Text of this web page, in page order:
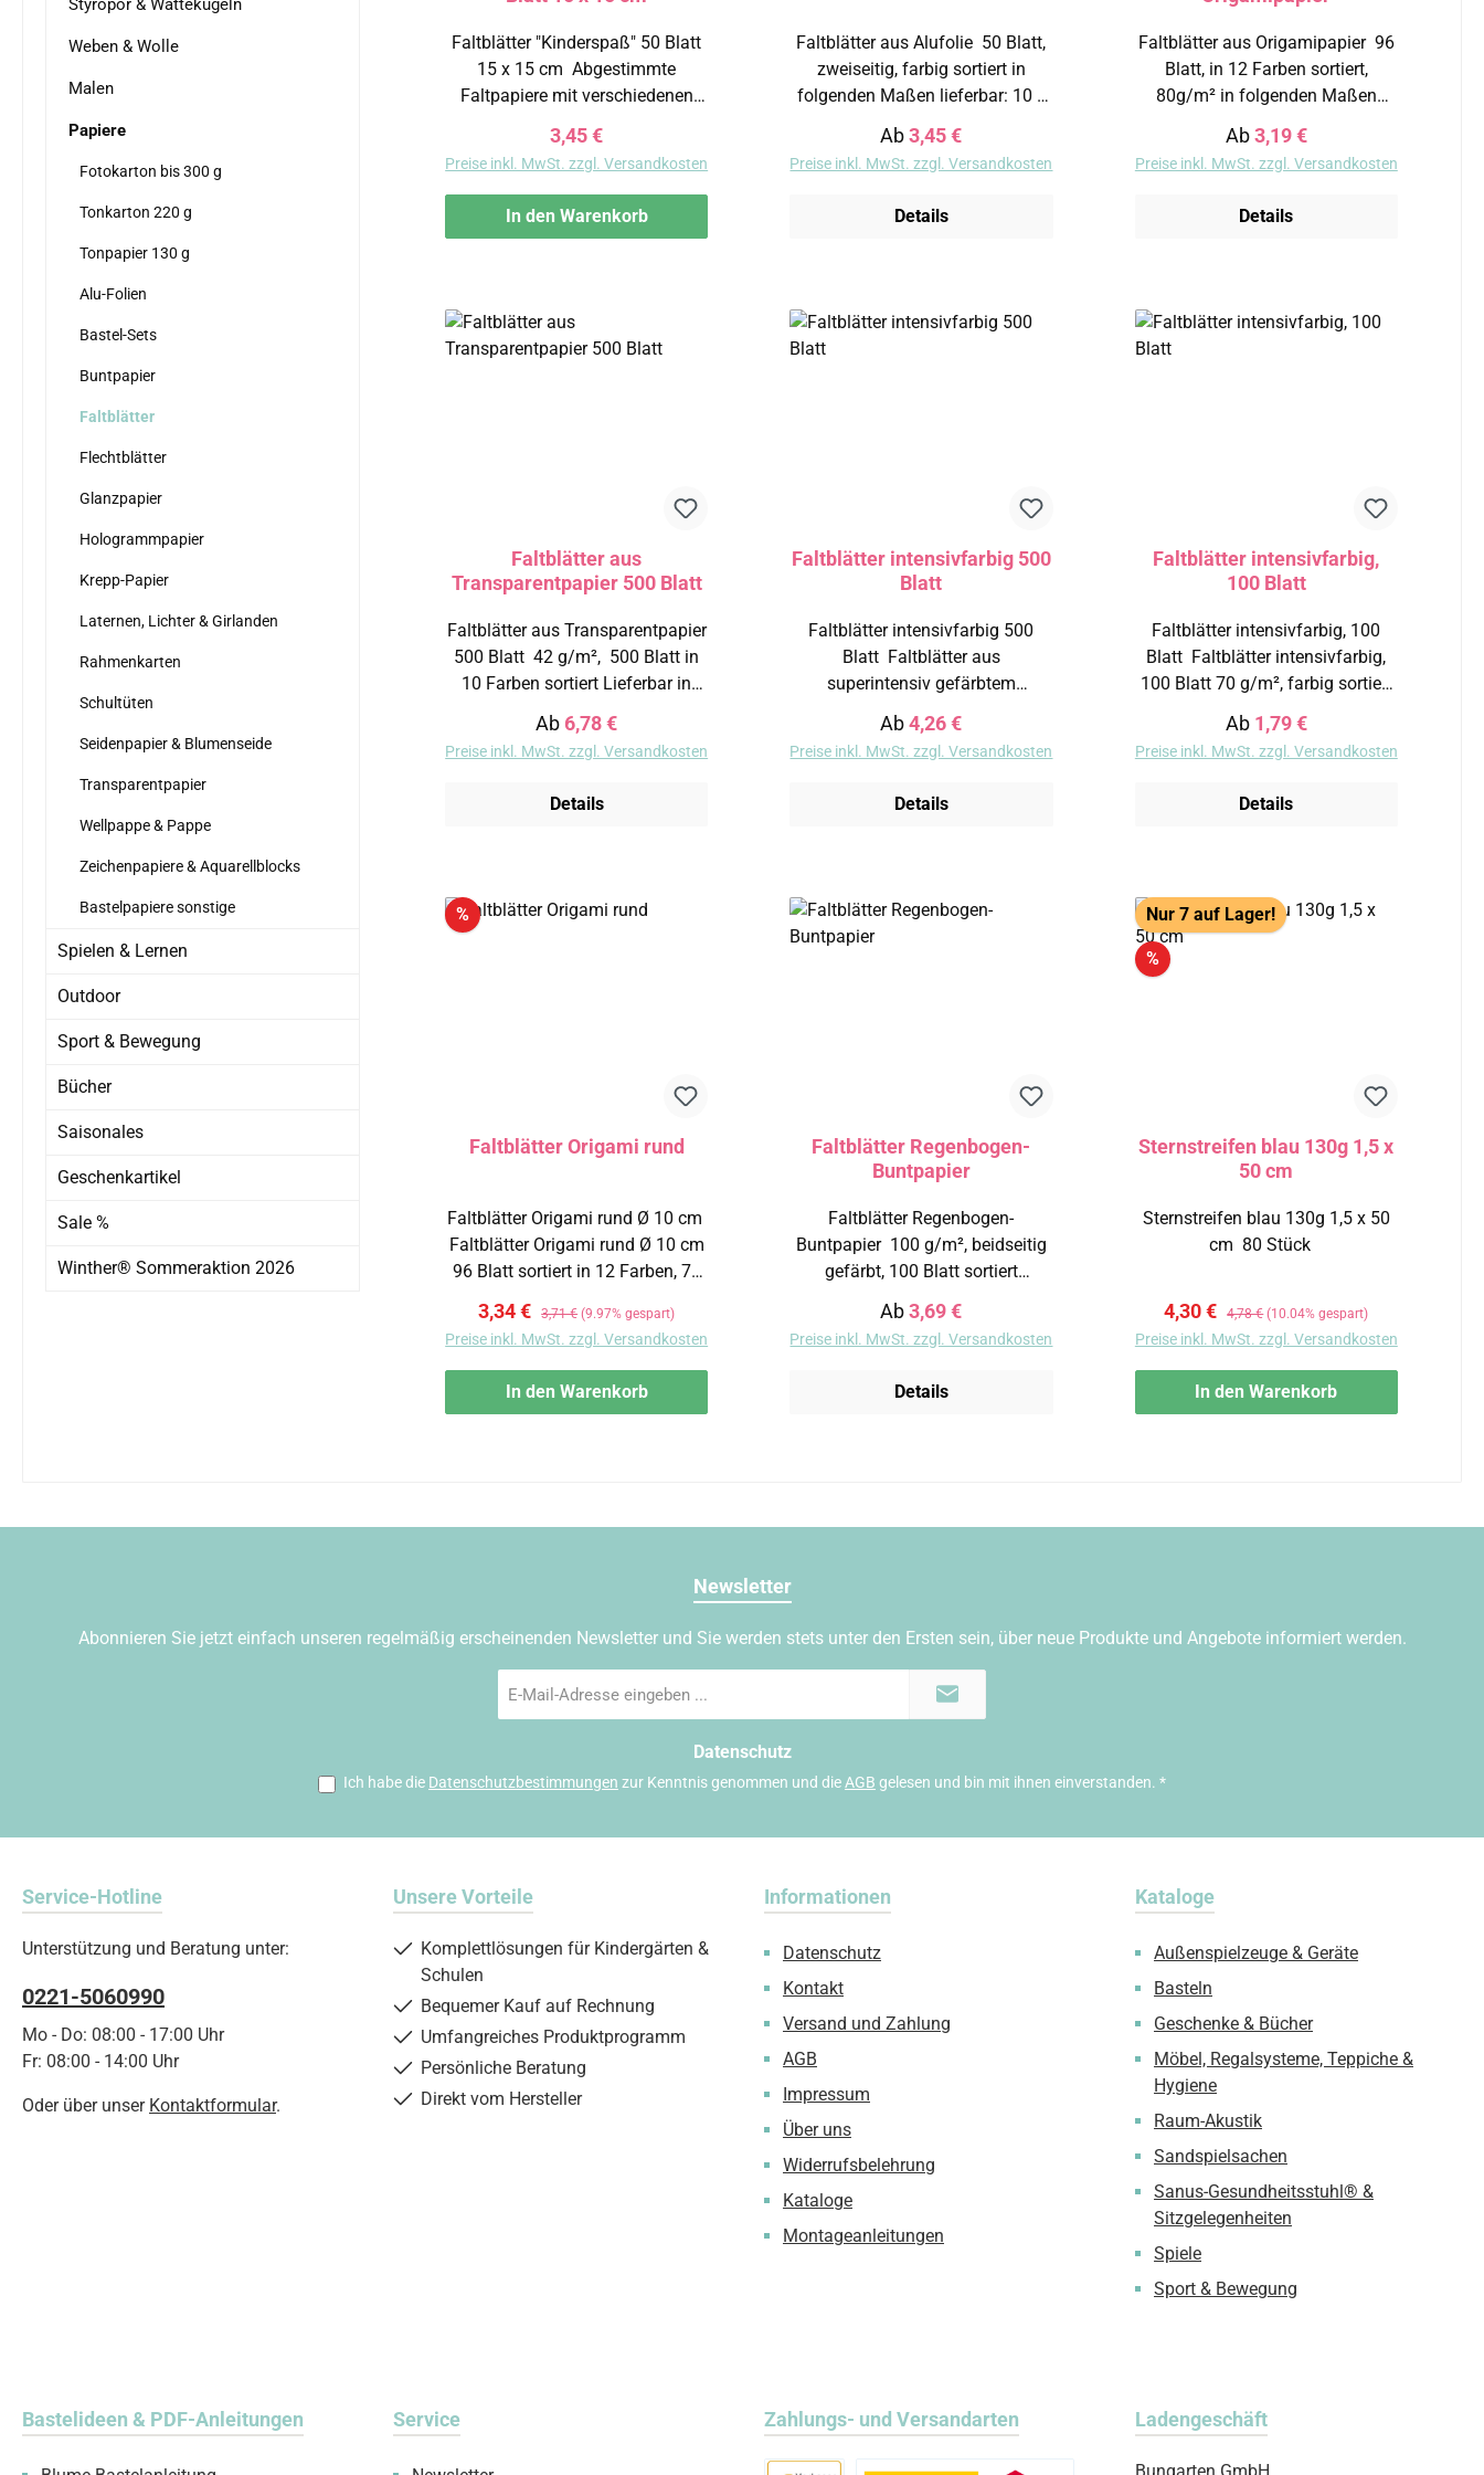
Styropor & Wattekugeln
Weben & Wolle
Malen
Papiere
Fotokarton bis 300 g
Tonkarton 220 g
Tonpapier 130 g
Alu-Folien
Bastel-Sets
Buntpapier
Faltblätter
Flechtblätter
Glanzpapier
Hologrammpapier
Krepp-Papier
Laternen, Lichter & Girlanden
Rahmenkarten
Schultüten
Seidenpapier & Blumenseide
Transparentpapier
Wellpappe & Pappe
Zeichenpapiere & Aquarellblocks
Bastelpapiere sonstige
Spielen & Lernen
Outdoor
Sport & Bewegung
Bücher
Saisonales
Geschenkartikel
Sale %
Winther® Sommeraktion 2026
Faltblätter "Kinderspaß" 50 Blatt
15 x 15 cm Abgestimmte
Faltpapiere mit verschiedenen
Regulärer Preis:
3,45 €
Preise inkl. MwSt. zzgl. Versandkosten
In den Warenkorb
Faltblätter aus Alufolie 50 Blatt,
zweiseitig, farbig sortiert in
folgenden Maßen lieferbar: 10 x
Regulärer Preis:
Ab3,45 €
Preise inkl. MwSt. zzgl. Versandkosten
Details
Faltblätter aus Origamipapier 96
Blatt, in 12 Farben sortiert,
80g/m² in folgenden Maßen
19 x 19 cm
Regulärer Preis:
Ab3,19 €
Preise inkl. MwSt. zzgl. Versandkosten
Details
Faltblätter aus
Transparentpapier 500 Blatt
Faltblätter aus Transparentpapier
500 Blatt 42 g/m², 500 Blatt in
10 Farben sortiert Lieferbar in
folgenden Größen: 10 x 10 cm 15
Regulärer Preis:
Ab 6,78 €
Preise inkl. MwSt. zzgl. Versandkosten
Details
Faltblätter intensivfarbig 500
Blatt
Faltblätter intensivfarbig 500
Blatt Faltblätter aus
superintensiv gefärbtem
Plakatpapier 70 g/m², 500 Blatt
in 10 Farben sortiert in folgenden
Maßen lieferbar: 15 x 15 cm 20 x
Regulärer Preis:
Ab4,26 €
Preise inkl. MwSt. zzgl. Versandkosten
Details
Faltblätter intensivfarbig,
100 Blatt
Faltblätter intensivfarbig, 100
Blatt Faltblätter intensivfarbig,
100 Blatt 70 g/m², farbig sortiert
Regulärer Preis:
Ab 1,79 €
Preise inkl. MwSt. zzgl. Versandkosten
Details
%Rabatt
Faltblätter Origami rund
Faltblätter Origami rund Ø 10 cm
Faltblätter Origami rund Ø 10 cm
96 Blatt sortiert in 12 Farben, 75
oder Ø 15 cm
Verkaufspreis:
3,34 € Regulärer Preis:
3,71 € (9.97% gespart)
Preise inkl. MwSt. zzgl. Versandkosten
In den Warenkorb
Faltblätter Regenbogen-
Buntpapier
Faltblätter Regenbogen-
Buntpapier 100 g/m², beidseitig
gefärbt, 100 Blatt sortiert
Lieferbar in folgenden Größen: 10
15 cm
Regulärer Preis:
Ab3,69 €
Preise inkl. MwSt. zzgl. Versandkosten
Details
Nur 7 auf Lager!
%Rabatt
Sternstreifen blau 130g 1,5 x
50 cm
Sternstreifen blau 130g 1,5 x 50
Verkaufspreis:
4,30 € Regulärer Preis:
4,78 € (10.04% gespart)
Preise inkl. MwSt. zzgl. Versandkosten
In den Warenkorb
Newsletter
Abonnieren Sie jetzt einfach unseren regelmäßig erscheinenden Newsletter und Sie werden stets unter den Ersten sein, über neue Produkte und Angebote informiert werden.
Mail-
Datenschutz
Ich habe die Datenschutzbestimmungen zur Kenntnis genommen und die AGB gelesen und bin mit ihnen einverstanden. *
Service-Hotline
Unterstützung und Beratung unter:
0221-5060990
Mo - Do: 08:00 - 17:00 Uhr
Fr: 08:00 - 14:00 Uhr
Oder über unser Kontaktformular.
Informationen
Datenschutz
Kontakt
Versand und Zahlung
AGB
Impressum
Über uns
Widerrufsbelehrung
Kataloge
Montageanleitungen
Kataloge
Außenspielzeuge & Geräte
Basteln
Geschenke & Bücher
Möbel, Regalsysteme, Teppiche &
Hygiene
Raum-Akustik
Sandspielsachen
Sanus-Gesundheitsstuhl® &
Sitzgelegenheiten
Spiele
Sport & Bewegung
Bastelideen & PDF-Anleitungen Service Zahlungs- und Versandarten Ladengeschäft
Unsere Vorteile
Komplettlösungen für Kindergärten &
Schulen
Bequemer Kauf auf Rechnung
Umfangreiches Produktprogramm
Persönliche Beratung
Direkt vom Hersteller